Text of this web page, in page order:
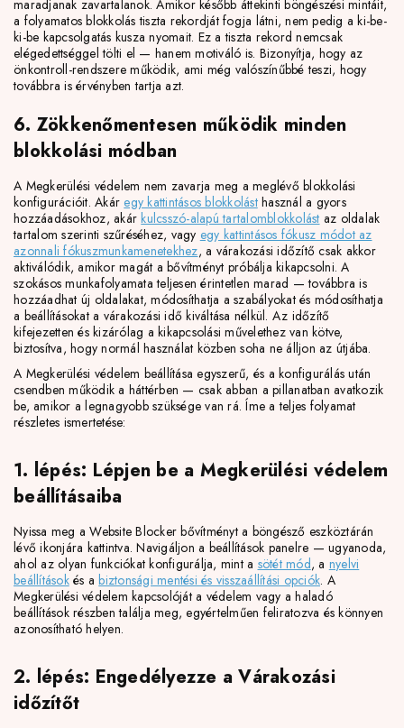
maradjanak zavartalanok. Amikor később áttekinti böngészési mintáit,
a folyamatos blokkolás tiszta rekordját fogja látni, nem pedig a ki-be-
ki-be kapcsolgatás kusza nyomait. Ez a tiszta rekord nemcsak
elégedettséggel tölti el — hanem motiváló is. Bizonyítja, hogy az
önkontroll-rendszere működik, ami még valószínűbbé teszi, hogy
továbbra is érvényben tartja azt.
6. Zökkenőmentesen működik minden
blokkolási módban
A Megkerülési védelem nem zavarja meg a meglévő blokkolási
konfigurációit. Akáregy kattintásos blokkolásthasznál a gyors
hozzáadásokhoz, akárkulcsszó-alapú tartalomblokkolást az oldalak
tartalom szerinti szűréséhez, vagy egy kattintásos fókusz módot az
azonnali fókuszmunkamenetekhez, a várakozási időzítő csak akkor
aktiválódik, amikor magát a bővítményt próbálja kikapcsolni. A
szokásos munkafolyamata teljesen érintetlen marad — továbbra is
hozzáadhat új oldalakat, módosíthatja a szabályokat és módosíthatja
a beállításokat a várakozási idő kiváltása nélkül. Az időzítő
kifejezetten és kizárólag a kikapcsolási művelethez van kötve,
biztosítva, hogy normál használat közben soha ne álljon az útjába.
A Megkerülési védelem beállítása egyszerű, és a konfigurálás után
csendben működik a háttérben — csak abban a pillanatban avatkozik
be, amikor a legnagyobb szüksége van rá. Íme a teljes folyamat
részletes ismertetése:
1. lépés: Lépjen be a Megkerülési védelem
beállításaiba
Nyissa meg a Website Blocker bővítményt a böngésző eszköztárán
lévő ikonjára kattintva. Navigáljon a beállítások panelre — ugyanoda,
ahol az olyan funkciókat konfigurálja, mint a sötét mód, a nyelvi
beállításokés abiztonsági mentési és visszaállítási opciók. A
Megkerülési védelem kapcsolóját a védelem vagy a haladó
beállítások részben találja meg, egyértelműen feliratozva és könnyen
azonosítható helyen.
2. lépés: Engedélyezze a Várakozási
időzítőt